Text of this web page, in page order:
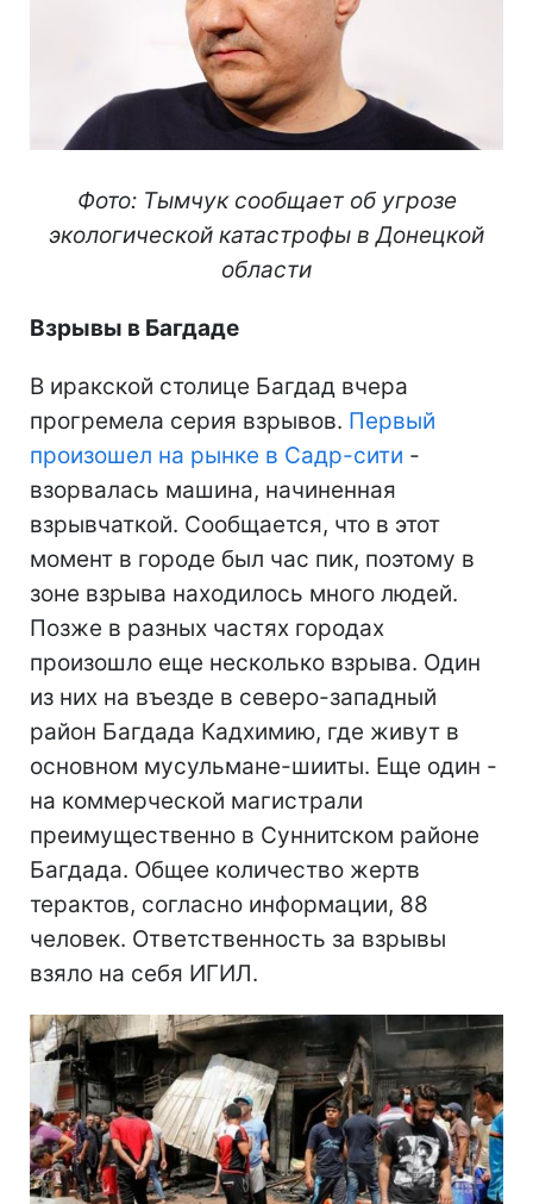
Фото: Тымчук сообщает об угрозе
экологической катастрофы в Донецкой
области
Взрывы в Багдаде
В иракской столице Багдад вчера
прогремела серия взрывов. Первый
произошел на рынке в Садр-сити -
взорвалась машина, начиненная
взрывчаткой. Сообщается, что в этот
момент в городе был час пик, поэтому в
зоне взрыва находилось много людей.
Позже в разных частях городах
произошло еще несколько взрыва. Один
из них на въезде в северо-западный
район Багдада Кадхимию, где живут в
основном мусульмане-шииты. Еще один -
на коммерческой магистрали
преимущественно в Суннитском районе
Багдада. Общее количество жертв
терактов, согласно информации, 88
человек. Ответственность за взрывы
взяло на себя ИГИЛ.